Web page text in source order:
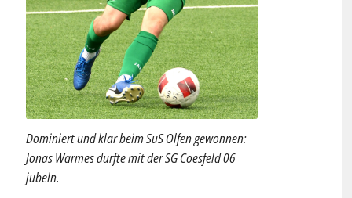
Dominiert und klar beim SuS Olfen gewonnen:
Jonas Warmes durfte mit der SG Coesfeld 06
jubeln.